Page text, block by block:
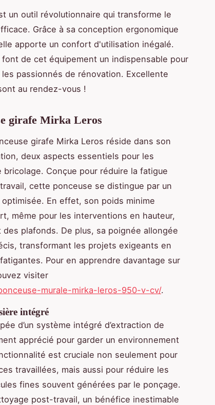
un outil révolutionnaire qui transforme le
Grâce à sa conception ergonomique
apporte un confort d'utilisation inégalé.
de cet équipement un indispensable pour
passionnés de rénovation. Excellente
au rendez-vous !
girafe Mirka Leros
girafe Mirka Leros réside dans son
deux aspects essentiels pour les
Conçue pour réduire la fatigue
cette ponceuse se distingue par un
En effet, son poids minime
même pour les interventions en hauteur,
plafonds. De plus, sa poignée allongée
transformant les projets exigeants en
Pour en apprendre davantage sur
visiter
murale-mirka-leros-950-v-cv/.
intégré
d’un système intégré d’extraction de
apprécié pour garder un environnement
est cruciale non seulement pour
travaillées, mais aussi pour réduire les
fines souvent générées par le ponçage.
post-travail, un bénéfice inestimable